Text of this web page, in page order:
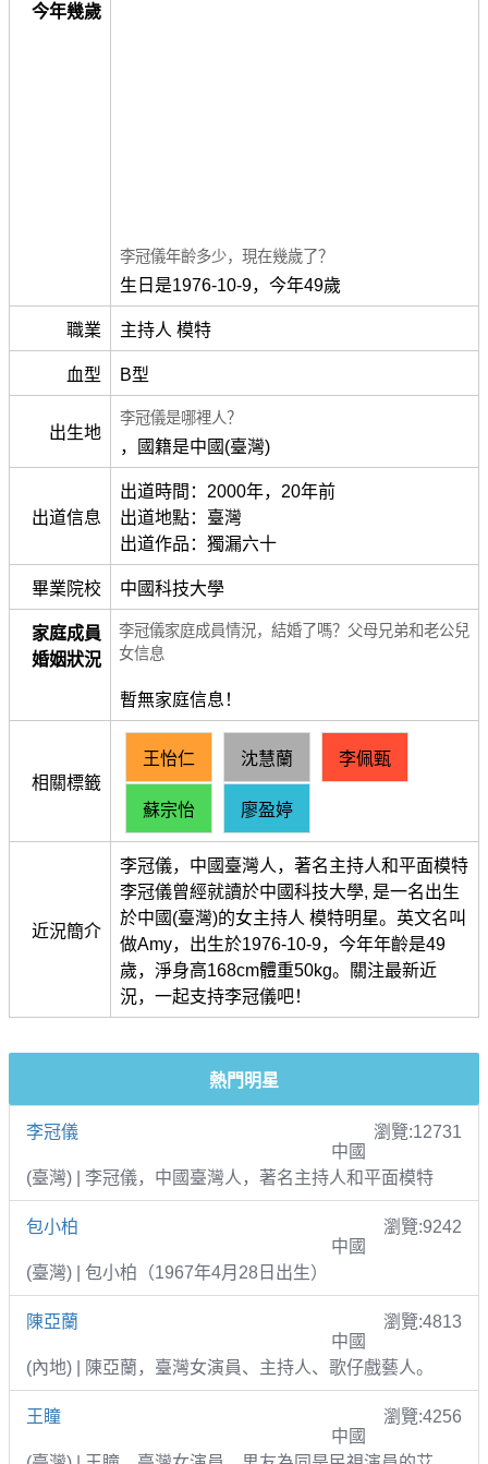
今年幾歲
李冠儀年齡多少，現在幾歲了？
生日是1976-10-9，今年49歲
職業 主持人 模特
血型 B型
出生地
李冠儀是哪裡人？
，國籍是中國(臺灣)
出道信息
出道時間：2000年，​20年前
出道地點：臺灣
出道作品：獨漏六十
畢業院校 中國科技大學
家庭成員
婚姻狀況
李冠儀家庭成員情況，結婚了嗎？父母兄弟和老公兒
女信息
暫無家庭信息！
相關標籤
王怡仁 沈慧蘭 李佩甄
蘇宗怡 廖盈婷
近況簡介
李冠儀，中國臺灣人，著名主持人和平面模特
李冠儀曾經就讀於中國科技大學, 是一名出生
於中國(臺灣)的女主持人 模特明星。英文名叫
做Amy，出生於1976-10-9，今年年齡是49
歲，淨身高168cm體重50kg。關注最新近
況，一起支持李冠儀吧！
熱門明星
李冠儀
瀏覽:12731
中國
(臺灣) | 李冠儀，中國臺灣人，著名主持人和平面模特
包小柏
瀏覽:9242
中國
(臺灣) | 包小柏（1967年4月28日出生）
陳亞蘭
瀏覽:4813
中國
(內地) | 陳亞蘭，臺灣女演員、主持人、歌仔戲藝人。
王瞳
瀏覽:4256
中國